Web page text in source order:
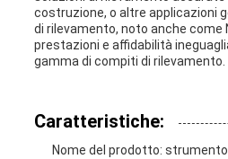
costruzione, o altre applicazioni
di rilevamento, noto anche come
prestazioni e affidabilità
gamma di compiti di rilevamento.
Caratteristiche:
Nome del prodotto: